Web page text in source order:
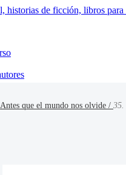
Antes que el mundo nos olvide / 35.